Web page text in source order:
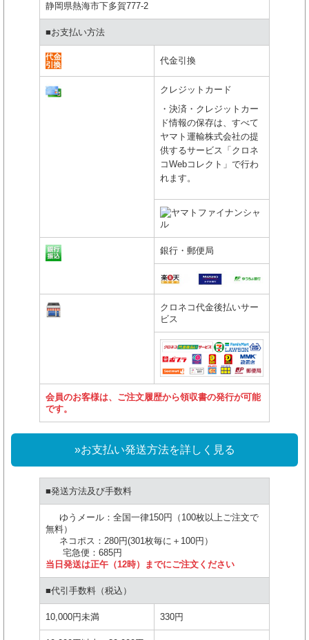
静岡県熱海市下多賀777-2
■お支払い方法
代金引換
クレジットカード
・決済・クレジットカー
ド情報の保存は、すべて
ヤマト運輸株式会社の提
供するサービス「クロネ
コWebコレクト」で行わ
れます。
銀行・郵便局
クロネコ代金後払いサー
ビス
会員のお客様は、ご注文履歴から領収書の発行が可能
です。
»お支払い発送方法を詳しく見る
■発送方法及び手数料
ゆうメール：全国一律150円（100枚以上ご注文で
無料）
ネコポス：280円(301枚毎に＋100円）
宅急便：685円
当日発送は正午（12時）までにご注文ください
■代引手数料（税込）
10,000円未満 330円